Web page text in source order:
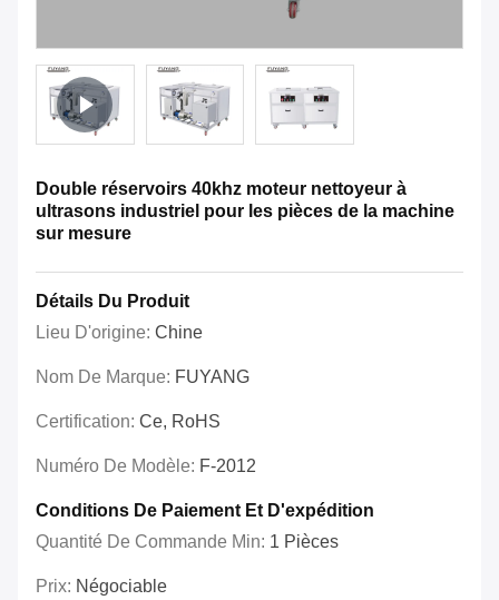
Double réservoirs 40khz moteur nettoyeur à
ultrasons industriel pour les pièces de la machine
sur mesure
Détails Du Produit
Lieu D'origine: Chine
Nom De Marque: FUYANG
Certification: Ce, RoHS
Numéro De Modèle: F-2012
Conditions De Paiement Et D'expédition
Quantité De Commande Min: 1 Pièces
Prix: Négociable